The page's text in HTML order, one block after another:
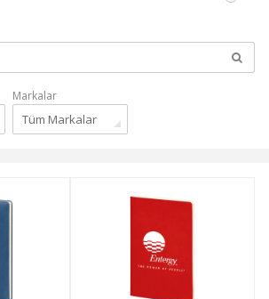
Markalar
Tüm Markalar